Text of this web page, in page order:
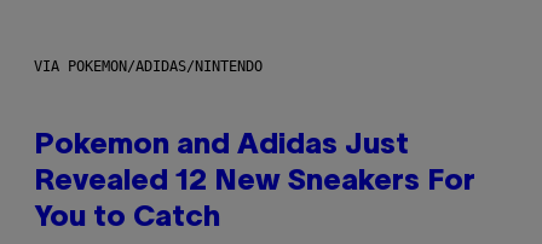
VIA POKEMON/ADIDAS/NINTENDO
Pokemon and Adidas Just
Revealed 12 New Sneakers For
You to Catch